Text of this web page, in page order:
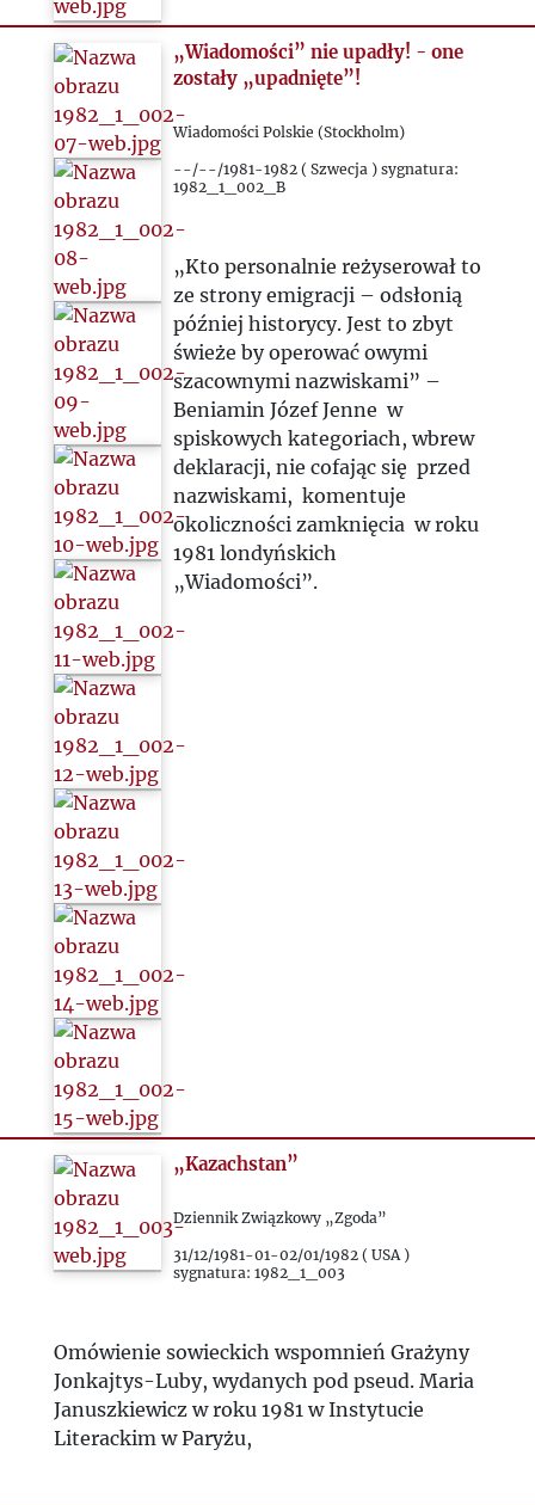
„Wiadomości” nie upadły! - one
zostały „upadnięte”!
Wiadomości Polskie (Stockholm)
--/--/1981-1982 ( Szwecja ) sygnatura:
1982_1_002_B
„Kto personalnie reżyserował to
ze strony emigracji – odsłonią
później historycy. Jest to zbyt
świeże by operować owymi
szacownymi nazwiskami” –
Beniamin Józef Jenne w
spiskowych kategoriach, wbrew
deklaracji, nie cofając się przed
nazwiskami, komentuje
okoliczności zamknięcia w roku
1981 londyńskich
„Wiadomości”.
„Kazachstan”
Dziennik Związkowy „Zgoda”
31/12/1981-01-02/01/1982 ( USA )
sygnatura: 1982_1_003
Omówienie sowieckich wspomnień Grażyny
Jonkajtys-Luby, wydanych pod pseud. Maria
Januszkiewicz w roku 1981 w Instytucie
Literackim w Paryżu,